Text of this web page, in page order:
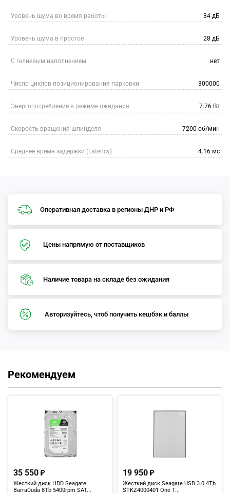
Уровень шума во время работы 34 дБ
Уровень шума в простое 28 дБ
С гелиевым наполнением нет
Число циклов позиционирования-парковки 300000
Энергопотребление в режиме ожидания 7.76 Вт
Скорость вращения шпинделя 7200 об/мин
Среднее время задержки (Latency) 4.16 мс
Оперативная доставка в регионы ДНР и РФ
Цены напрямую от поставщиков
Наличие товара на складе без ожидания
Авторизуйтесь, чтоб получить кешбэк и баллы
Рекомендуем
35 550
Жесткий диск HDD Seagate
BarraCuda 8Tb 5400rpm SAT...
19 950
Жесткий диск Seagate USB 3.0 4Tb
STKZ4000401 One T...